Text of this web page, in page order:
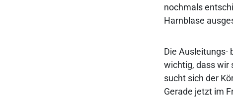
nochmals
Harnblase
Die Ausleitungs-
wichtig, dass wir
sucht sich der
Gerade jetzt im